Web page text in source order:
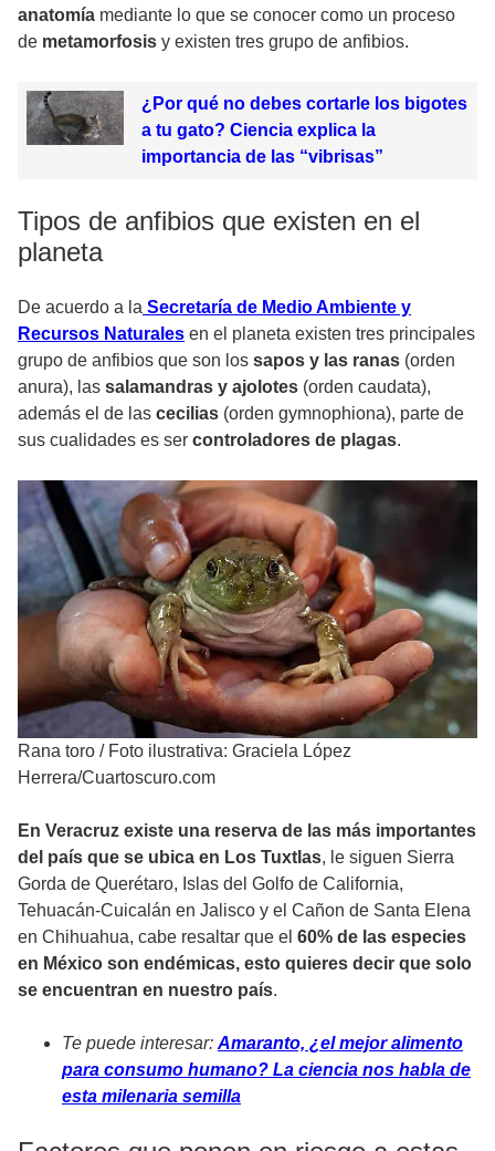
anatomía mediante lo que se conocer como un proceso
de metamorfosis y existen tres grupo de anfibios.
¿Por qué no debes cortarle los bigotes
a tu gato? Ciencia explica la
importancia de las “vibrisas”
Tipos de anfibios que existen en el
planeta
De acuerdo a la Secretaría de Medio Ambiente y
Recursos Naturales en el planeta existen tres principales
grupo de anfibios que son los sapos y las ranas (orden
anura), las salamandras y ajolotes (orden caudata),
además el de las cecilias (orden gymnophiona), parte de
sus cualidades es ser controladores de plagas.
Rana toro / Foto ilustrativa: Graciela López
Herrera/Cuartoscuro.com
En Veracruz existe una reserva de las más importantes
del país que se ubica en Los Tuxtlas, le siguen Sierra
Gorda de Querétaro, Islas del Golfo de California,
Tehuacán-Cuicalán en Jalisco y el Cañon de Santa Elena
en Chihuahua, cabe resaltar que el 60% de las especies
en México son endémicas, esto quieres decir que solo
se encuentran en nuestro país.
Te puede interesar: Amaranto, ¿el mejor alimento
para consumo humano? La ciencia nos habla de
esta milenaria semilla